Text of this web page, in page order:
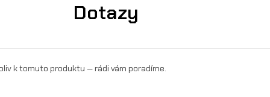
Dotazy
k tomuto produktu — rádi vám poradíme.